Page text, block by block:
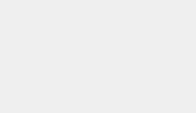
頭が、